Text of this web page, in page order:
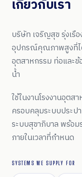
เกี่ยวกับเรา
บริษัท เจริญสุข รุ่งเรื
อุปกรณ์คุณภาพสูงที่ไ
อุตสาหกรรม ท่อและข้
น้ำ
ใช้ในงานโรงงานอุตส
ครอบคลุมระบบประป
ระบบสุขาภิบาล พร้อ
ภายในเวลาที่กำหนด
SYSTEMS WE SUPPLY FOR